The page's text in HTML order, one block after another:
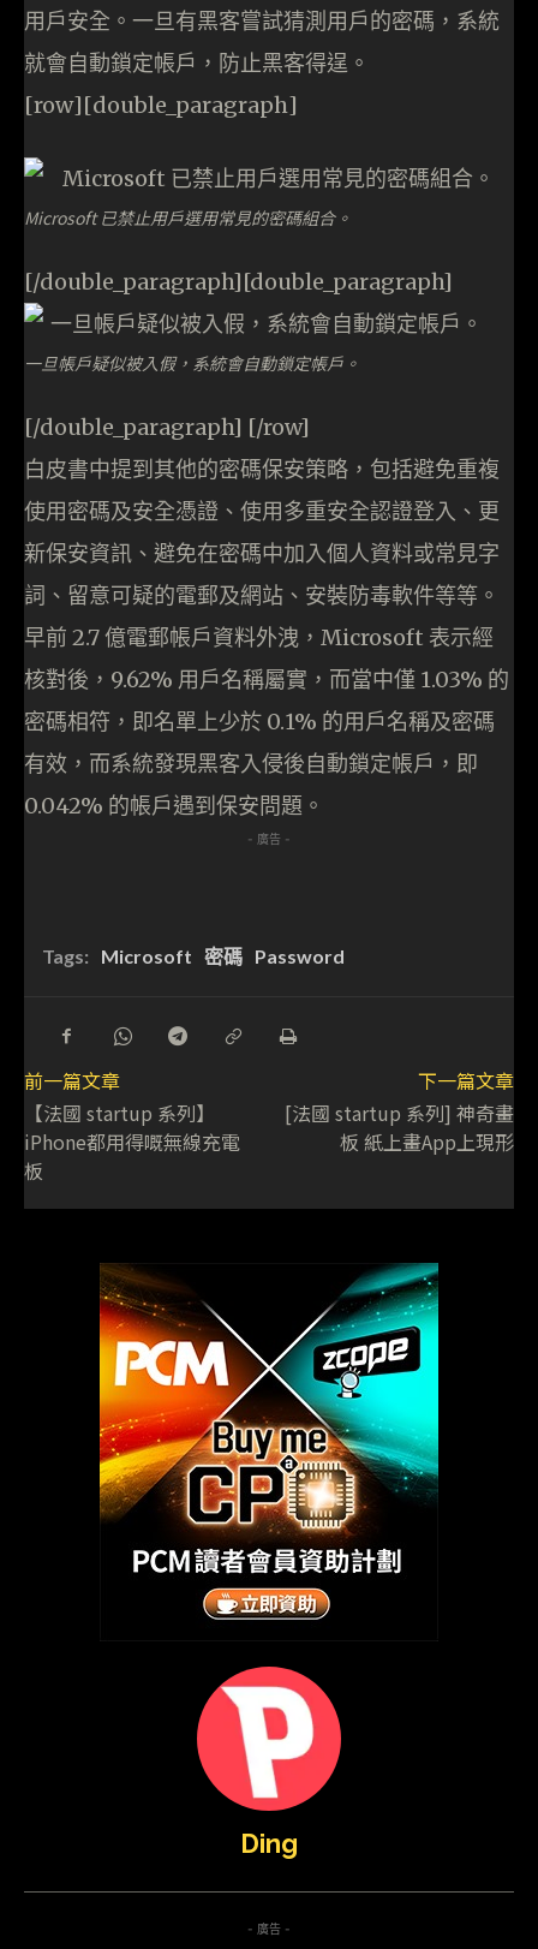
用戶安全。一旦有黑客嘗試猜測用戶的密碼，系統
就會自動鎖定帳戶，防止黑客得逞。
[row][double_paragraph]
Microsoft 已禁止用戶選用常見的密碼組合。
[/double_paragraph][double_paragraph]
一旦帳戶疑似被入假，系統會自動鎖定帳戶。
[/double_paragraph] [/row]
白皮書中提到其他的密碼保安策略，包括避免重複
使用密碼及安全憑證、使用多重安全認證登入、更
新保安資訊、避免在密碼中加入個人資料或常見字
詞、留意可疑的電郵及網站、安裝防毒軟件等等。
早前 2.7 億電郵帳戶資料外洩，Microsoft 表示經
核對後，9.62% 用戶名稱屬實，而當中僅 1.03% 的
密碼相符，即名單上少於 0.1% 的用戶名稱及密碼
有效，而系統發現黑客入侵後自動鎖定帳戶，即
0.042% 的帳戶遇到保安問題。
- 廣告 -
Tags: Microsoft 密碼 Password
前一篇文章
【法國 startup 系列】
iPhone都用得嘅無線充電
板
下一篇文章
[法國 startup 系列] 神奇畫
板 紙上畫App上現形
Ding
- 廣告 -